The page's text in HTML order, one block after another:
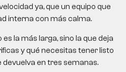
ya, que un equipo que
interna con más calma.
la más larga, sino la que deja
y qué necesitas tener listo
devuelva en tres semanas.